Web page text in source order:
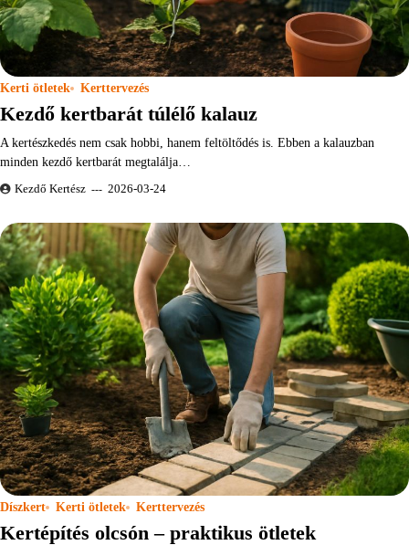
Kerti ötletek Kerttervezés
Kezdő kertbarát túlélő kalauz
A kertészkedés nem csak hobbi, hanem feltöltődés is. Ebben a kalauzban
minden kezdő kertbarát megtalálja…
Kezdő Kertész 2026-03-24
Díszkert Kerti ötletek Kerttervezés
Kertépítés olcsón – praktikus ötletek